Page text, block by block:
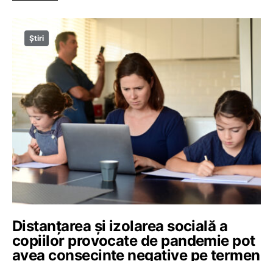
Știri
Distanțarea și izolarea socială a
copiilor provocate de pandemie pot
avea consecințe negative pe termen